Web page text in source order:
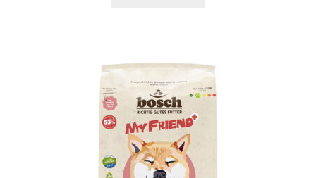
Natural Trainer pro psy — Italské krmivo s
přírodními složkami
Happy Dog — Německá kvalita a přirozené složení